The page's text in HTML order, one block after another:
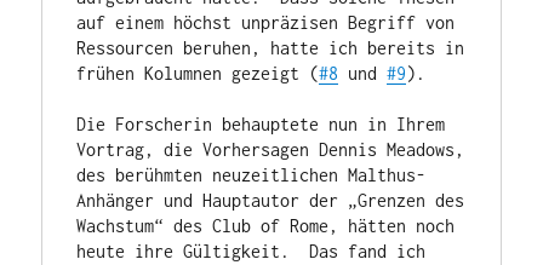
auf einem höchst unpräzisen Begriff von
Ressourcen beruhen, hatte ich bereits in
frühen Kolumnen gezeigt (#8 und #9).
Die Forscherin behauptete nun in Ihrem
Vortrag, die Vorhersagen Dennis Meadows,
des berühmten neuzeitlichen Malthus-
Anhänger und Hauptautor der „Grenzen des
Wachstum“ des Club of Rome, hätten noch
heute ihre Gültigkeit.  Das fand ich